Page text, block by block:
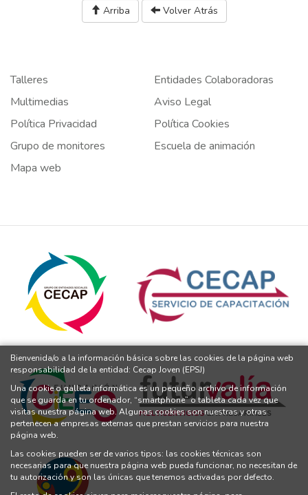
Arriba
Volver Atrás
Talleres
Entidades Colaboradoras
Multimedias
Aviso Legal
Política Privacidad
Política Cookies
Grupo de monitores
Escuela de animación
Mapa web
Bienvenida/o a la información básica sobre las cookies de la página web
responsabilidad de la entidad: Cecap Joven (EPSJ)
Una cookie o galleta informática es un pequeño archivo de información
que se guarda en tu ordenador, “smartphone” o tableta cada vez que
visitas nuestra página web. Algunas cookies son nuestras y otras
pertenecen a empresas externas que prestan servicios para nuestra
página web.
Las cookies pueden ser de varios tipos: las cookies técnicas son
necesarias para que nuestra página web pueda funcionar, no necesitan de
tu autorización y son las únicas que tenemos activadas por defecto.